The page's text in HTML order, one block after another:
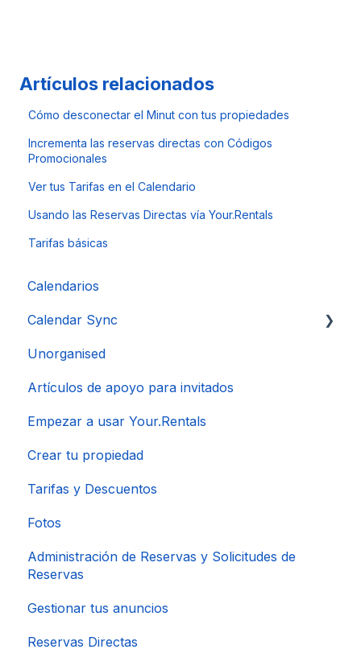
Artículos relacionados
Cómo desconectar el Minut con tus propiedades
Incrementa las reservas directas con Códigos
Promocionales
Ver tus Tarifas en el Calendario
Usando las Reservas Directas vía Your.Rentals
Tarifas básicas
Calendarios
Calendar Sync
Importación de calendarios populares
Unorganised
Artículos de apoyo para invitados
Empezar a usar Your.Rentals
Crear tu propiedad
Tarifas y Descuentos
Fotos
Administración de Reservas y Solicitudes de
Reservas
Gestionar tus anuncios
Reservas Directas